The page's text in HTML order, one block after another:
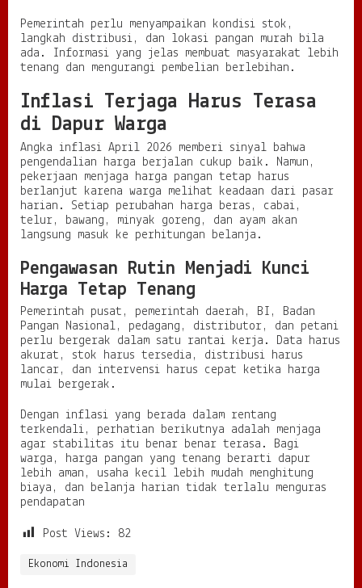
Pemerintah perlu menyampaikan kondisi stok,
langkah distribusi, dan lokasi pangan murah bila
ada. Informasi yang jelas membuat masyarakat lebih
tenang dan mengurangi pembelian berlebihan.
Inflasi Terjaga Harus Terasa
di Dapur Warga
Angka inflasi April 2026 memberi sinyal bahwa
pengendalian harga berjalan cukup baik. Namun,
pekerjaan menjaga harga pangan tetap harus
berlanjut karena warga melihat keadaan dari pasar
harian. Setiap perubahan harga beras, cabai,
telur, bawang, minyak goreng, dan ayam akan
langsung masuk ke perhitungan belanja.
Pengawasan Rutin Menjadi Kunci
Harga Tetap Tenang
Pemerintah pusat, pemerintah daerah, BI, Badan
Pangan Nasional, pedagang, distributor, dan petani
perlu bergerak dalam satu rantai kerja. Data harus
akurat, stok harus tersedia, distribusi harus
lancar, dan intervensi harus cepat ketika harga
mulai bergerak.
Dengan inflasi yang berada dalam rentang
terkendali, perhatian berikutnya adalah menjaga
agar stabilitas itu benar benar terasa. Bagi
warga, harga pangan yang tenang berarti dapur
lebih aman, usaha kecil lebih mudah menghitung
biaya, dan belanja harian tidak terlalu menguras
pendapatan
Post Views: 82
Ekonomi Indonesia